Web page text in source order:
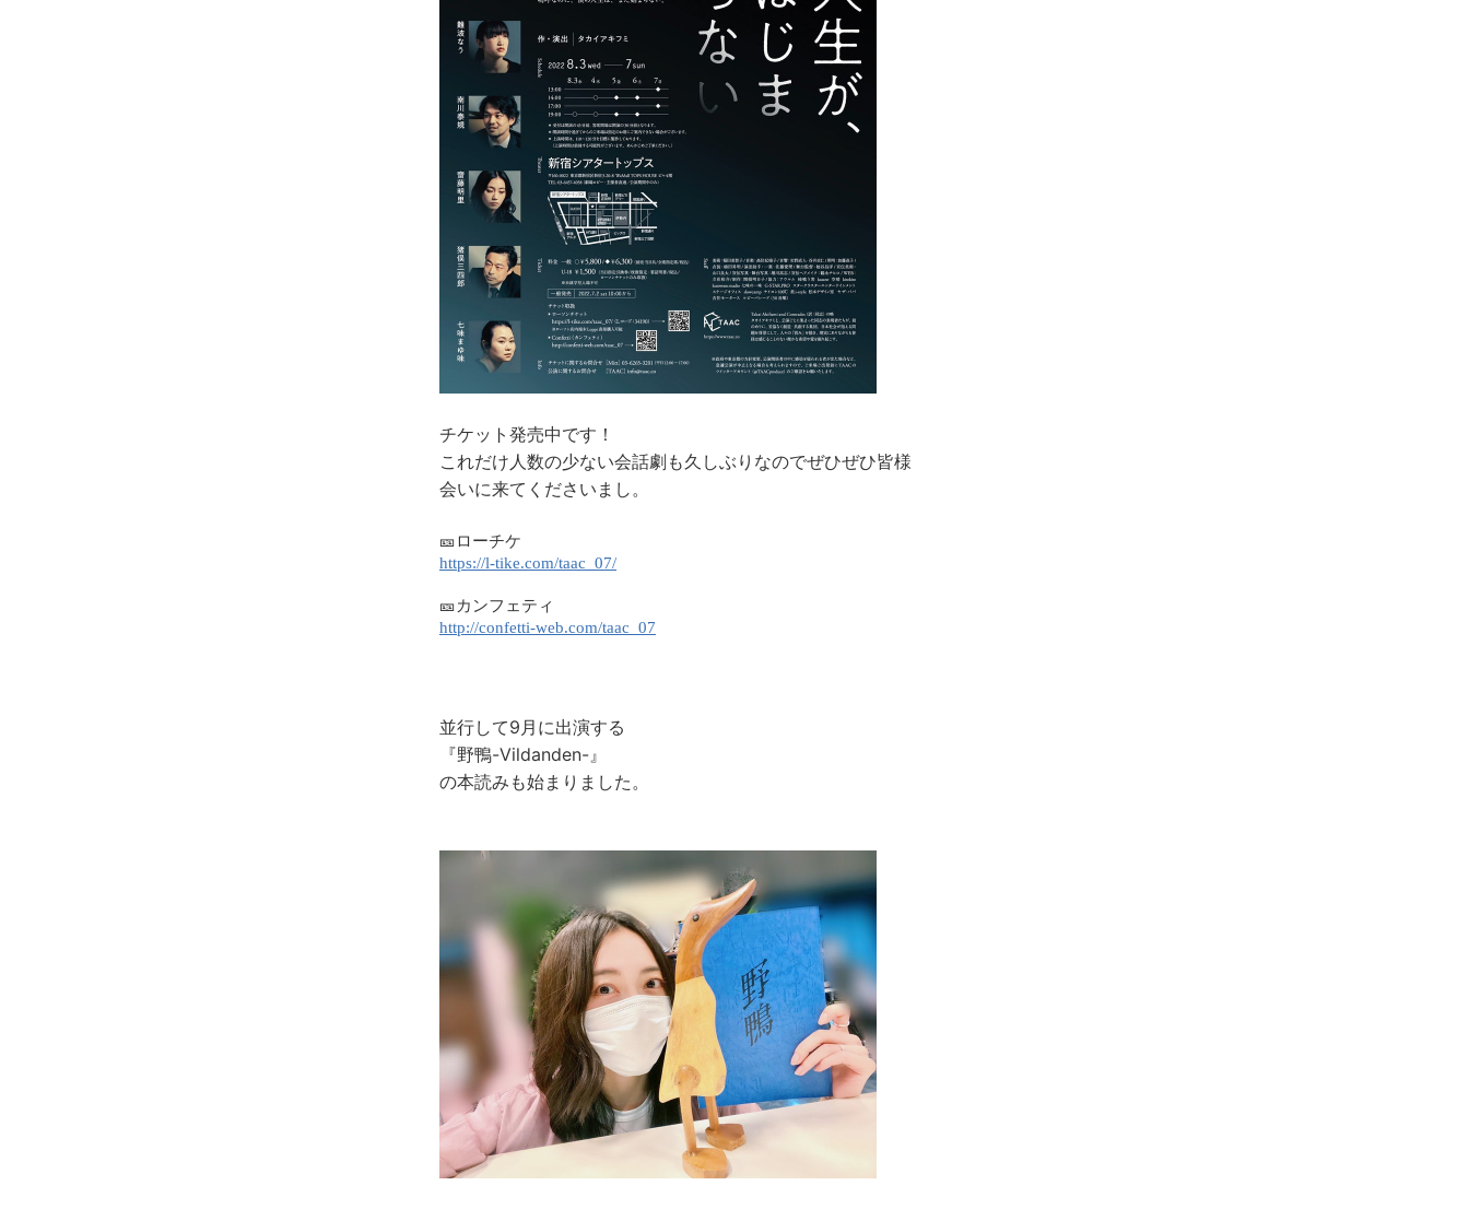
チケット発売中です！
これだけ人数の少ない会話劇も久しぶりなのでぜひぜひ皆様
会いに来てくださいまし。
🎫ローチケ
https://l-tike.com/taac_07/
🎫カンフェティ
http://confetti-web.com/taac_07
並行して9月に出演する
『野鴨-Vildanden-』
の本読みも始まりました。